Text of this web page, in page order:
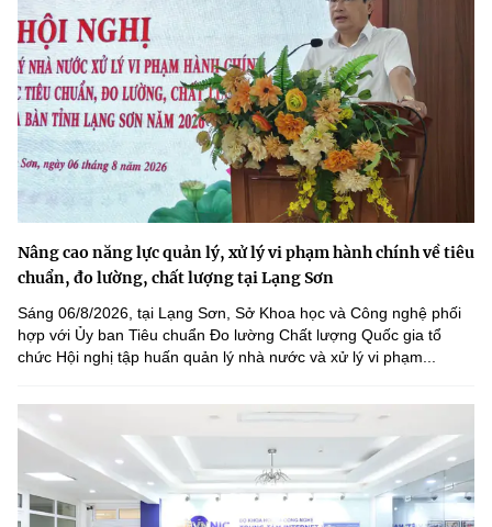
Nâng cao năng lực quản lý, xử lý vi phạm hành chính về tiêu
chuẩn, đo lường, chất lượng tại Lạng Sơn
Sáng 06/8/2026, tại Lạng Sơn, Sở Khoa học và Công nghệ phối
hợp với Ủy ban Tiêu chuẩn Đo lường Chất lượng Quốc gia tổ
chức Hội nghị tập huấn quản lý nhà nước và xử lý vi phạm...